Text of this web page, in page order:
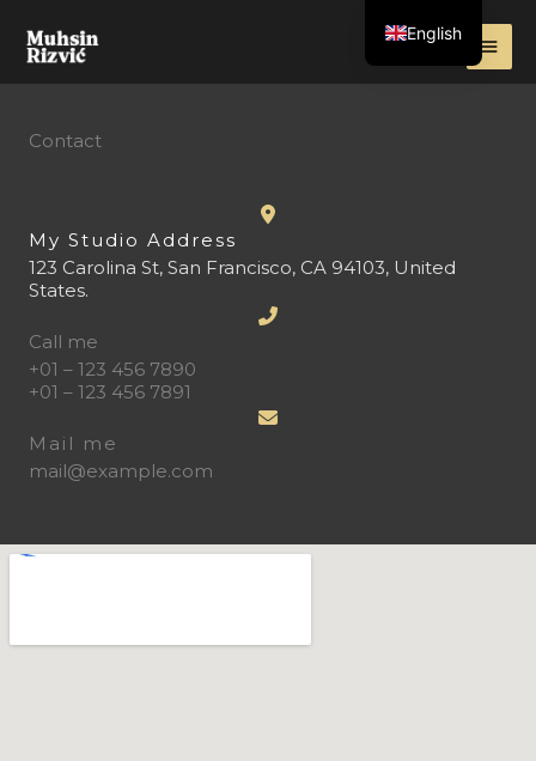
sadržaj
Contact
My Studio Address
123 Carolina St, San Francisco, CA 94103, United
States.
Call me
+01 – 123 456 7890
+01 – 123 456 7891
Mail me
mail@example.com
English